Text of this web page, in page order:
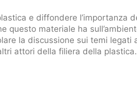
e diffondere l’importanza
questo materiale ha
la discussione sui temi legati
attori della filiera della plastica.